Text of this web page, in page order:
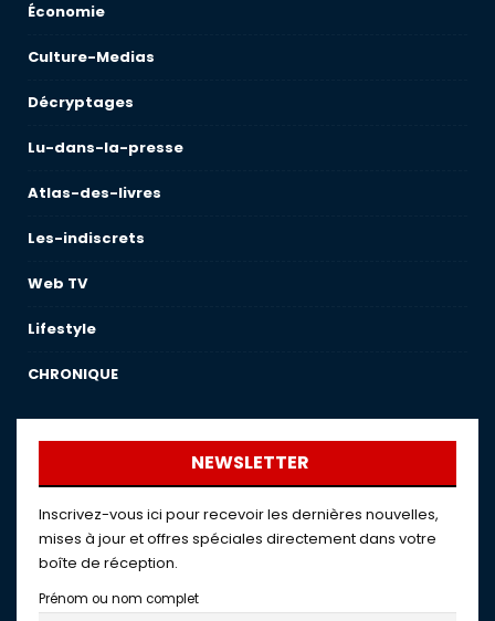
Économie
Culture-Medias
Décryptages
Lu-dans-la-presse
Atlas-des-livres
Les-indiscrets
Web TV
Lifestyle
CHRONIQUE
NEWSLETTER
Inscrivez-vous ici pour recevoir les dernières nouvelles,
mises à jour et offres spéciales directement dans votre
boîte de réception.
Prénom ou nom complet